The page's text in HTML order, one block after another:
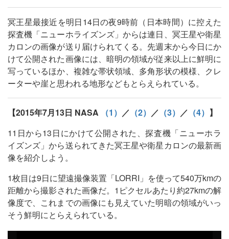
冥王星最接近を明日14日の夜9時前（日本時間）に控えた
探査機「ニューホライズンズ」からは連日、冥王星や衛星
カロンの画像が送り届けられてくる。先週末から今日にか
けて公開された画像には、暗明の領域が従来以上に鮮明に
写っているほか、複雑な帯状領域、多角形状の模様、クレ
ーターや崖と思われる地形などもとらえられている。
【2015年7月13日 NASA （1） ／ （2） ／ （3） ／ （4） 】
11日から13日にかけて公開された、探査機「ニューホラ
イズンズ」から送られてきた冥王星や衛星カロンの最新画
像を紹介しよう。
1枚目は9日に望遠撮像装置「LORRI」を使って540万kmの
距離から撮影された画像だ。1ピクセルあたり約27kmの解
像度で、これまでの画像にも見えていた明暗の領域がいっ
そう鮮明にとらえられている。